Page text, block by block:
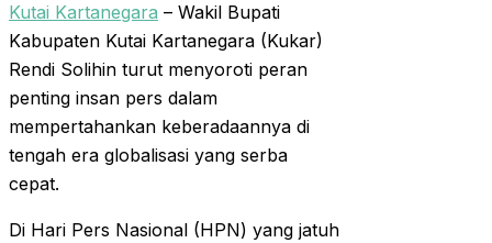
Kutai Kartanegara – Wakil Bupati
Kabupaten Kutai Kartanegara (Kukar)
Rendi Solihin turut menyoroti peran
penting insan pers dalam
mempertahankan keberadaannya di
tengah era globalisasi yang serba
cepat.
Di Hari Pers Nasional (HPN) yang jatuh